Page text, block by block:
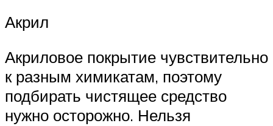
Акрил
Акриловое покрытие чувствительно
к разным химикатам, поэтому
подбирать чистящее средство
нужно осторожно. Нельзя